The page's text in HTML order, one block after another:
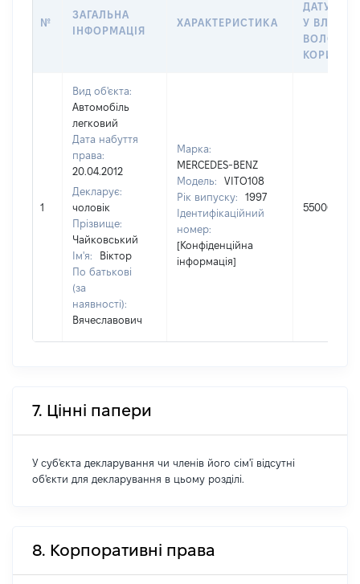
№
ЗАГАЛЬНА
ІНФОРМАЦІЯ
ХАРАКТЕРИСТИКА
ДАТУ
У
1
Вид об'єкта:
Автомобіль
легковий
Дата набуття
права:
20.04.2012
Декларує:
чоловік
Прізвище:
Чайковський
Ім'я:
Віктор
По батькові
(за
наявності):
Вячеславович
Марка:
MERCEDES-BENZ
Модель:
VITO108
Рік випуску:
1997
Ідентифікаційний
номер:
[Конфіденційна
інформація]
55000
7. Цінні папери
У суб'єкта декларування чи членів його сім'ї відсутні
об'єкти для декларування в цьому розділі.
8. Корпоративні права